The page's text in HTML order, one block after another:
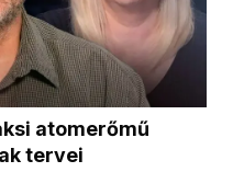
atomerőmű
tervei